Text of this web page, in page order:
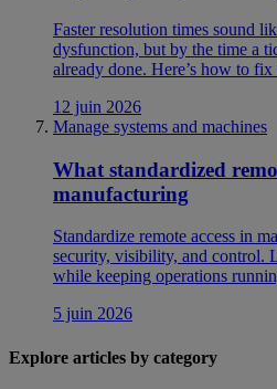
Faster resolution times sound
dysfunction, but by the time a
already done. Here’s how to fix
12 juin 2026
Manage systems and machines
What standardized
manufacturing
Standardize remote access in
security, visibility, and control.
while keeping operations
5 juin 2026
Explore articles by category